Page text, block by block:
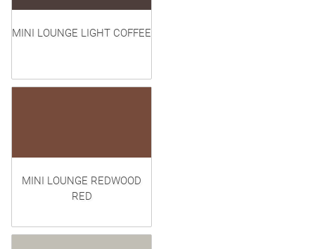
MINI LOUNGE LIGHT COFFEE
MINI LOUNGE REDWOOD
RED